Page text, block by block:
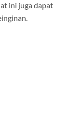
ini juga dapat